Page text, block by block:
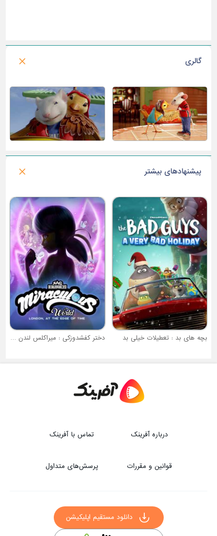
گالری
پیشنهادهای بیشتر
داستان کوسه
درباره آفرینک تماس با آفرینک
قوانین و مقررات پرسش‌های متداول
دانلود مستقیم اپلیکیشن